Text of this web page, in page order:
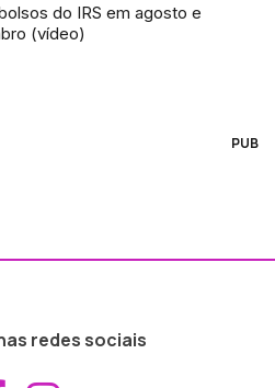
do IRS em agosto e
(vídeo)
PUB
redes sociais